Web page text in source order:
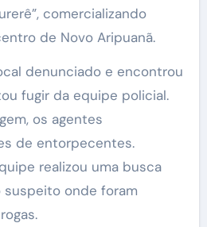
comercializando
de Novo Aripuanã.
denunciado e encontrou
fugir da equipe policial.
os agentes
de entorpecentes.
realizou uma busca
onde foram